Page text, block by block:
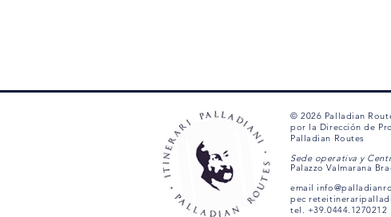
© 2026 Palladian
por la Dirección de
Palladian Routes
Sede operativa y
Palazzo Valmarana
email
pec
tel.